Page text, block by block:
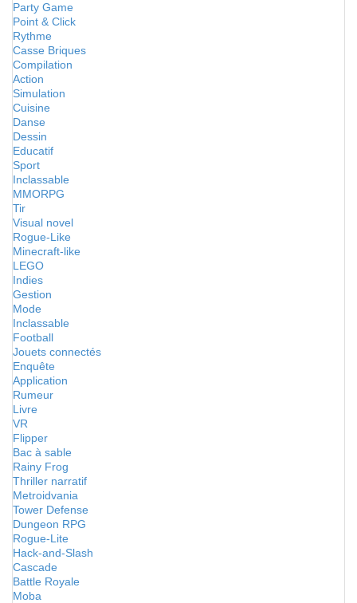
Party Game
Point & Click
Rythme
Casse Briques
Compilation
Action
Simulation
Cuisine
Danse
Dessin
Educatif
Sport
Inclassable
MMORPG
Tir
Visual novel
Rogue-Like
Minecraft-like
LEGO
Indies
Gestion
Mode
Inclassable
Football
Jouets connectés
Enquête
Application
Rumeur
Livre
VR
Flipper
Bac à sable
Rainy Frog
Thriller narratif
Metroidvania
Tower Defense
Dungeon RPG
Rogue-Lite
Hack-and-Slash
Cascade
Battle Royale
Moba